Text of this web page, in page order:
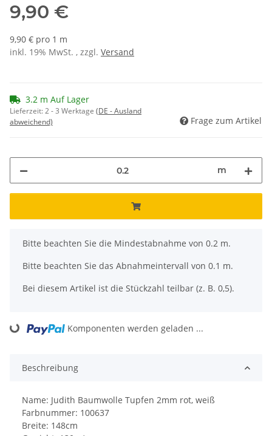
9,90 €
9,90 € pro 1 m
inkl. 19% MwSt. , zzgl. Versand
3.2 m Auf Lager
Lieferzeit:2 - 3 Werktage (DE - Ausland
abweichend)
Frage zum Artikel
m
x
Bitte beachten Sie die Mindestabnahme von 0.2 m.
Bitte beachten Sie das Abnahmeintervall von 0.1 m.
Bei diesem Artikel ist die Stückzahl teilbar (z. B. 0,5).
Loading... Komponenten werden geladen ...
Beschreibung
Name: Judith Baumwolle Tupfen 2mm rot, weiß
Farbnummer: 100637
Breite: 148cm